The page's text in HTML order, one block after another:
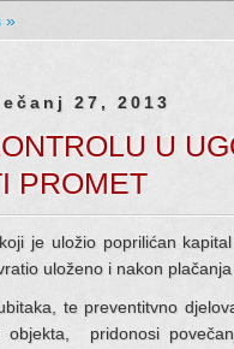
»
27, 2013
U
PROMET
je uložio poprilićan
uloženo i nakon
te preventitvno
pridonosi